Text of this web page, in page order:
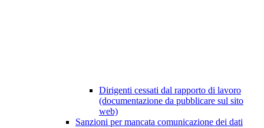
Dirigenti cessati dal rapporto di lavoro
(documentazione da pubblicare sul sito
web)
Sanzioni per mancata comunicazione dei dati